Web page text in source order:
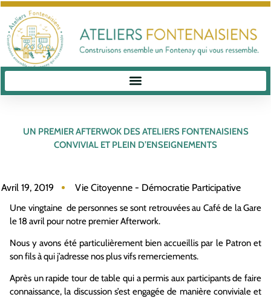
UN PREMIER AFTERWOK DES ATELIERS FONTENAISIENS
CONVIVIAL ET PLEIN D’ENSEIGNEMENTS
Avril 19, 2019 Vie Citoyenne - Démocratie Participative
Une vingtaine de personnes se sont retrouvées au Café de la Gare
le 18 avril pour notre premier Afterwork.
Nous y avons été particulièrement bien accueillis par le Patron et
son fils à qui j’adresse nos plus vifs remerciements.
Après un rapide tour de table qui a permis aux participants de faire
connaissance, la discussion s’est engagée de manière conviviale et